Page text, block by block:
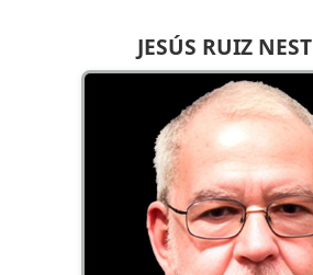
JESÚS RUIZ